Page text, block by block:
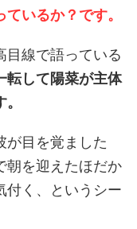
いるか？です。
目線で語っている
転して陽菜が主体
が目を覚ました
朝を迎えたほだか
付く、というシー